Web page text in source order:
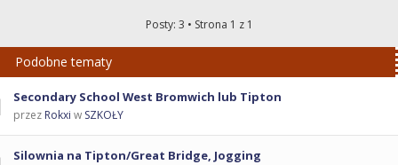
Posty: 3 • Strona 1 z 1
Podobne tematy
Secondary School West Bromwich lub Tipton
przez Rokxi w SZKOŁY
Silownia na Tipton/Great Bridge, Jogging